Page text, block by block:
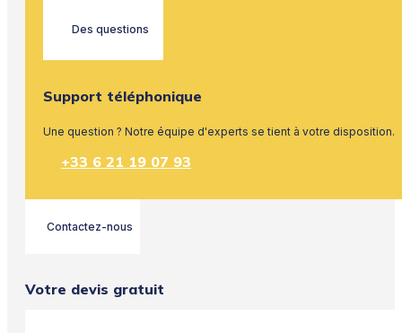
Des questions
Support téléphonique
Une question ? Notre équipe d'experts se tient à votre disposition.
+33 6 21 19 07 93
Contactez-nous
Votre devis gratuit